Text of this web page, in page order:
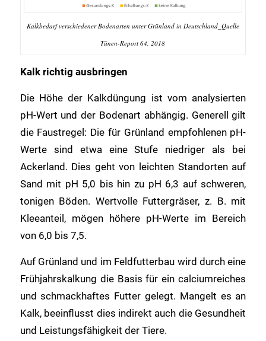
Kalkbedarf verschiedener Bodenarten unter Grünland in Deutschland_Quelle
Tünen-Report 64, 2018
Kalk richtig ausbringen
Die Höhe der Kalkdüngung ist vom analysierten
pH-Wert und der Bodenart abhängig. Generell gilt
die Faustregel: Die für Grünland empfohlenen pH-
Werte sind etwa eine Stufe niedriger als bei
Ackerland. Dies geht von leichten Standorten auf
Sand mit pH 5,0 bis hin zu pH 6,3 auf schweren,
tonigen Böden. Wertvolle Futtergräser, z. B. mit
Kleeanteil, mögen höhere pH-Werte im Bereich
von 6,0 bis 7,5.
Auf Grünland und im Feldfutterbau wird durch eine
Frühjahrskalkung die Basis für ein calciumreiches
und schmackhaftes Futter gelegt. Mangelt es an
Kalk, beeinflusst dies indirekt auch die Gesundheit
und Leistungsfähigkeit der Tiere.